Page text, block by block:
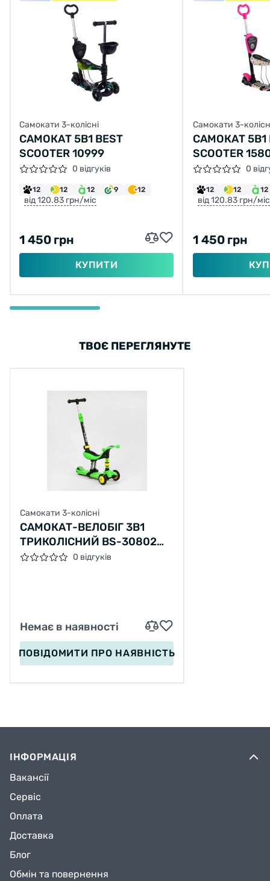
Самокати 3-колісні
САМОКАТ 5В1 BEST
SCOOTER 10999
0 відгуків
12 12 12 9 12
від 120.83 грн/міс
1 450 грн
КУПИТИ
Самокати 3-
САМОКАТ 5В1
SCOOTER
0
12 12 12
від 120.83 грн/міс
1 450 грн
ТВОЄ ПЕРЕГЛЯНУТЕ
Самокати 3-колісні
САМОКАТ-ВЕЛОБІГ 3В1
ТРИКОЛІСНИЙ BS-30802
BEST SCOOTER, 3 КОЛЕСА
0 відгуків
Немає в наявності
ПОВІДОМИТИ ПРО НАЯВНІСТЬ
ІНФОРМАЦІЯ
Вакансії
Сервіс
Оплата
Доставка
Блог
Обмін та повернення